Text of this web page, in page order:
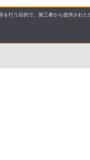
行う目的で、第三者から提供され